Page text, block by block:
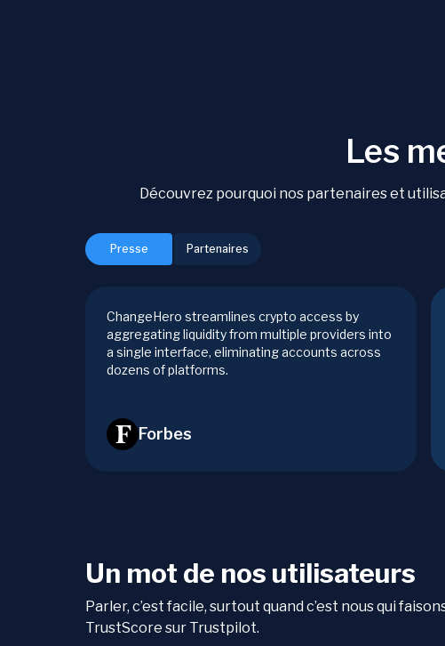
Les
Découvrez pourquoi nos partenaires et
Presse Partenaires
ChangeHero streamlines crypto access by
aggregating liquidity from multiple providers into
a single interface, eliminating accounts across
dozens of platforms.
Forbes
Un mot de nos utilisateurs
Parler, c’est facile, surtout quand c’est nous qui
TrustScore sur Trustpilot.